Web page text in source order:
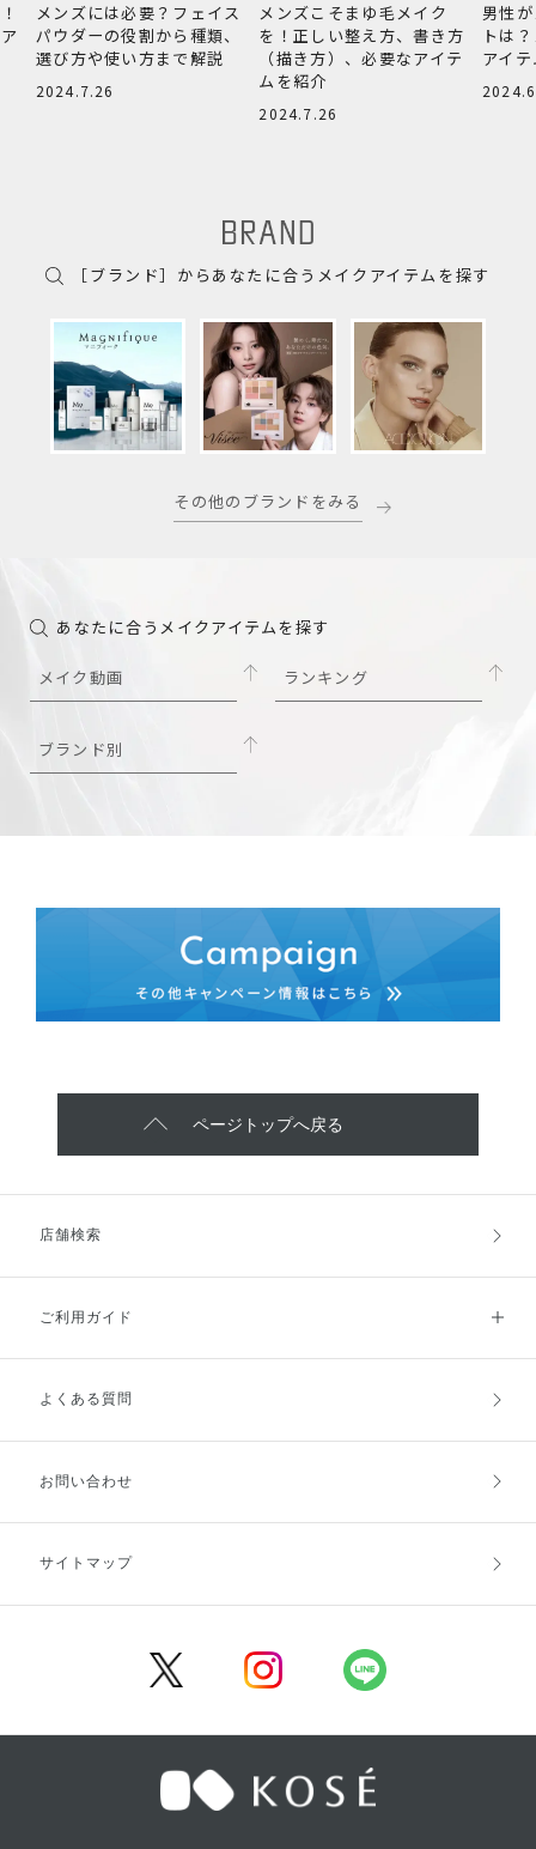
メンズには必要？フェイス
パウダーの役割から種類、
選び方や使い方まで解説
2024.7.26
メンズこそまゆ毛メイク
を！正しい整え方、書き方
（描き方）、必要なアイテ
ムを紹介
2024.7.26
男性
トは
アイ
［ブランド］からあなたに合うメイクアイテムを探す
その他のブランドをみる
あなたに合うメイクアイテムを探す
メイク動画 ランキング
ブランド別
ページトップへ戻る
店舗検索
ご利用ガイド
ご利用ガイドトップ
お支払方法
キャンセル・返品・交換
よくある質問
お問い合わせ
サイトマップ